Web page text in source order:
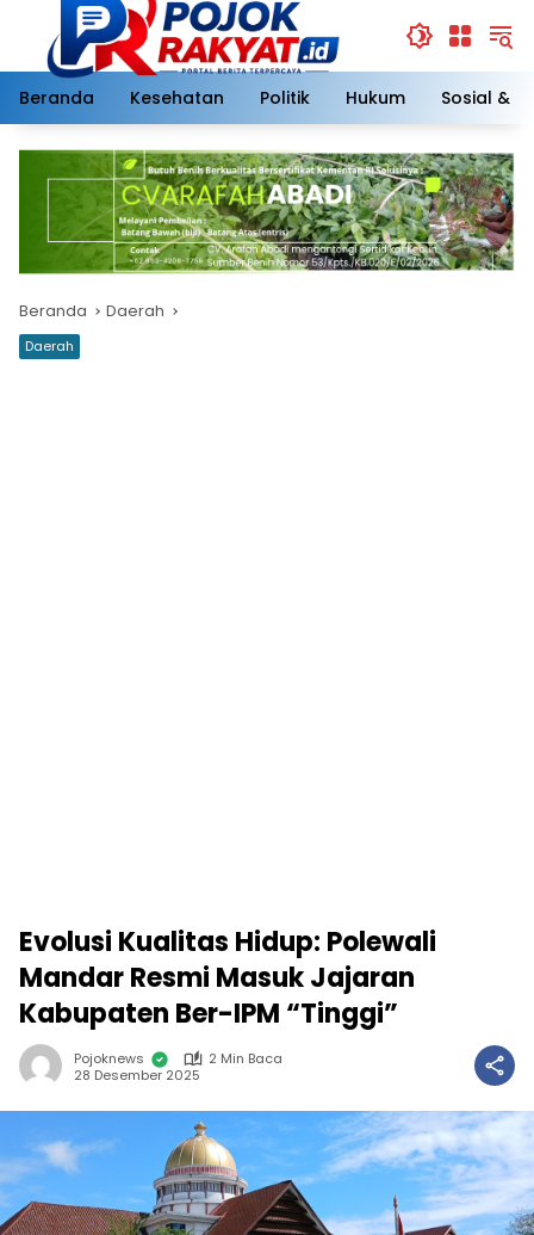
Langsung
konten
Beranda
Kesehatan Politik Hukum Sosial &
Beranda Daerah
Daerah
Evolusi Kualitas Hidup: Polewali
Mandar Resmi Masuk Jajaran
Kabupaten Ber-IPM “Tinggi”
Pojoknews
2 Min Baca
28 Desember 2025